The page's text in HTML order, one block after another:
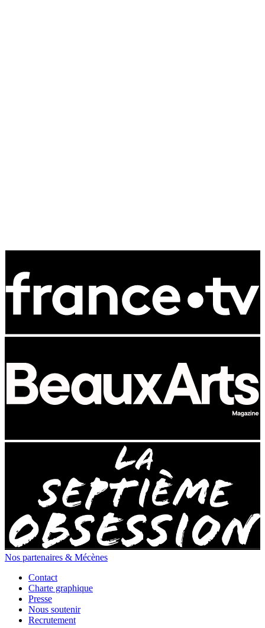
Nos partenaires & Mécènes
Contact
Charte graphique
Presse
Nous soutenir
Recrutement